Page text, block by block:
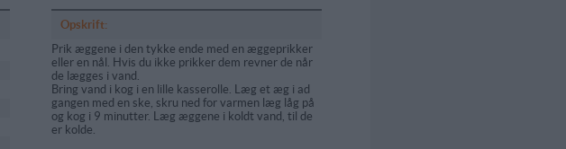
Opskrift:
Prik æggene i den tykke ende med en æggeprikker
eller en nål. Hvis du ikke prikker dem revner de når
de lægges i vand.
Bring vand i kog i en lille kasserolle. Læg et æg i ad
gangen med en ske, skru ned for varmen læg låg på
og kog i 9 minutter. Læg æggene i koldt vand, til de
er kolde.